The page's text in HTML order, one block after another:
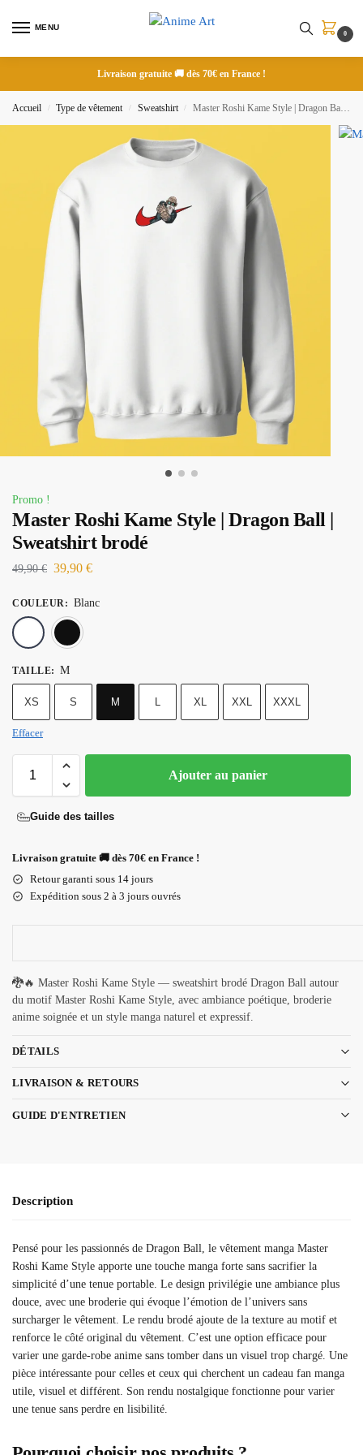
MENU
0
Livraison gratuite 🚚 dès 70€ en France !
Accueil / Type de vêtement / Sweatshirt / Master Roshi Kame Style | Dragon Ball | Sweatshirt brodé
Promo !
Master Roshi Kame Style | Dragon Ball |
Sweatshirt brodé
49,90€ 39,90 €
COULEUR : Blanc
TAILLE: M
XS S M L XL XXL XXXL
Effacer
Ajouter au panier
Guide des tailles
Livraison gratuite 🚚 dès 70€ en France !
Retour garanti sous 14 jours
Expédition sous 2 à 3 jours ouvrés
🐉🔥 Master Roshi Kame Style — sweatshirt brodé Dragon Ball autour
du motif Master Roshi Kame Style, avec ambiance poétique, broderie
anime soignée et un style manga naturel et expressif.
DÉTAILS
LIVRAISON & RETOURS
GUIDE D'ENTRETIEN
Description
Pensé pour les passionnés de Dragon Ball, le vêtement manga Master
Roshi Kame Style apporte une touche manga forte sans sacrifier la
simplicité d’une tenue portable. Le design privilégie une ambiance plus
douce, avec une broderie qui évoque l’émotion de l’univers sans
surcharger le vêtement. Le rendu brodé ajoute de la texture au motif et
renforce le côté original du vêtement. C’est une option efficace pour
varier une garde-robe anime sans tomber dans un visuel trop chargé. Une
pièce intéressante pour celles et ceux qui cherchent un cadeau fan manga
utile, visuel et différent. Son rendu nostalgique fonctionne pour varier
une tenue sans perdre en lisibilité.